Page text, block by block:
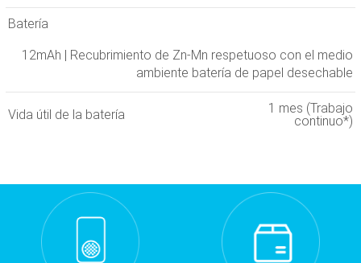
Batería
12mAh | Recubrimiento de Zn-Mn respetuoso con el medio
ambiente batería de papel desechable
Vida útil de la batería
1 mes (Trabajo
continuo*)